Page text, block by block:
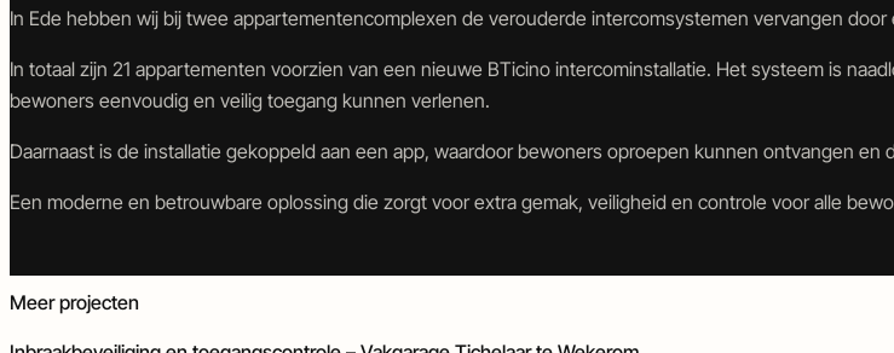
Brandbeveiliging
Tijdelijke-
objectbeveiliging
Poort-
deurautomatisering
In Ede hebben wij bij twee appartementencomplexen de verouderde intercomsystemen vervangen
In totaal zijn 21 appartementen voorzien van een nieuwe BTicino intercominstallatie. Het systeem is
bewoners eenvoudig en veilig toegang kunnen verlenen.
Daarnaast is de installatie gekoppeld aan een app, waardoor bewoners oproepen kunnen ontvangen
Een moderne en betrouwbare oplossing die zorgt voor extra gemak, veiligheid en controle voor alle
Meer projecten